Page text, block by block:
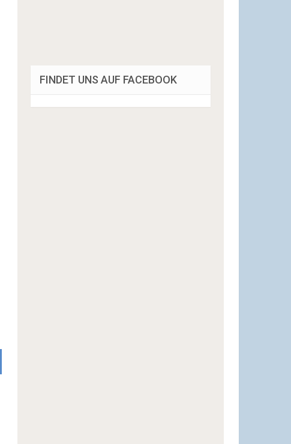
FINDET UNS AUF FACEBOOK